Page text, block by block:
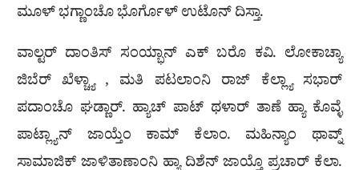
ಮೂಳ್ ಭಗ್ಣಾಂಚೊ ಭೊರ್ಗೊಳ್ ಉಟೊನ್ ದಿಸ್ತಾ.
ವಾಲ್ಟರ್ ದಾಂತಿಸ್ ಸಂಯ್ಭಾನ್ ಎಕ್ ಬರೊ ಕವಿ. ಲೋಕಾಚ್ಯಾ
ಜಿಬೆರ್ ಖೆಳ್ಚ್ಯಾ , ಮತಿ ಪಟಲಾಂನಿ ರಾಜ್ ಕೆಲ್ಲ್ಯಾ ಸಭಾರ್
ಪದಾಂಚೊ ಘಡ್ಣಾರ್. ಹ್ಯಾಚ್ ಪಾಟ್ ಥಳಾರ್ ತಾಣೆ ಹ್ಯಾ ಕೊವ್ಳೆ
ಪಾಟ್ಲ್ಯಾನ್ ಜಾಯ್ತೆಂ ಕಾಮ್ ಕೆಲಾಂ. ಮಹಿನ್ಯಾಂ ಥಾವ್ನ್
ಸಾಮಾಜಿಕ್ ಜಾಳಿತಾಣಾಂನಿ ಹ್ಯಾ ದಿಶೆನ್ ಜಾಯ್ತೊ ಪ್ರಚಾರ್ ಕೆಲಾ.